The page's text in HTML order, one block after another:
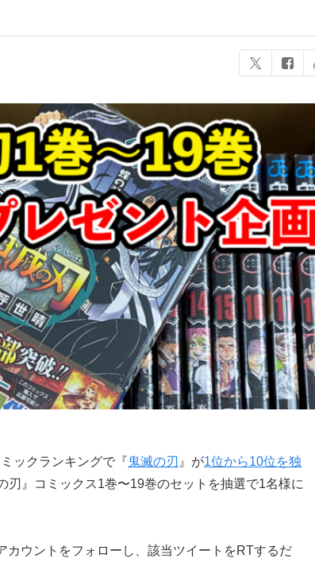
ックランキングで『鬼滅の刃 』が1位から10位を独
刃』コミックス1巻〜19巻のセットを抽選で1名様に
カウントをフォローし、該当ツイートをRTするだ